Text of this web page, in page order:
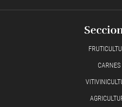
CARNES